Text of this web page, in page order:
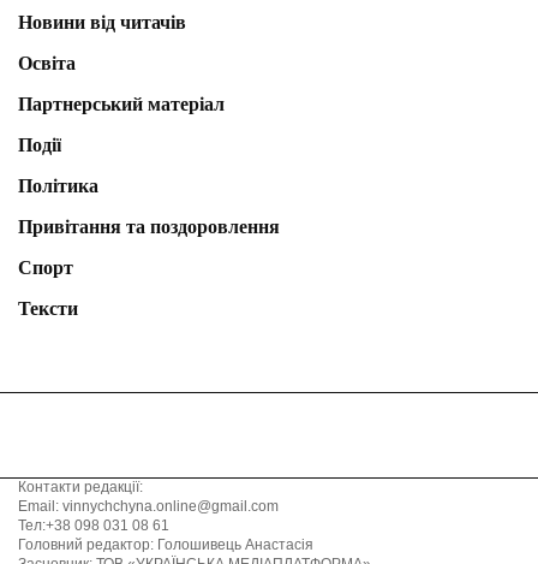
Новини від читачів
Освіта
Партнерський матеріал
Події
Політика
Привітання та поздоровлення
Спорт
Тексти
Контакти редакції:
Email: vinnychchyna.online@gmail.com
Тел:+38 098 031 08 61
Головний редактор: Голошивець Анастасія